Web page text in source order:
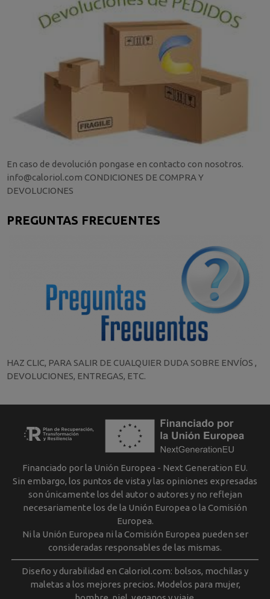
En caso de devolución pongase en contacto con nosotros.
info@caloriol.com CONDICIONES DE COMPRA Y
DEVOLUCIONES
PREGUNTAS FRECUENTES
HAZ CLIC, PARA SALIR DE CUALQUIER DUDA SOBRE ENVÍOS ,
DEVOLUCIONES, ENTREGAS, ETC.
Financiado por la Unión Europea - Next Generation EU.
Sin embargo, los puntos de vista y las opiniones expresadas
son únicamente los del autor o autores y no reflejan
necesariamente los de la Unión Europea o la Comisión
Europea.
Ni la Unión Europea ni la Comisión Europea pueden ser
consideradas responsables de las mismas.
Diseño y durabilidad en Caloriol.com: bolsos, mochilas y
maletas a los mejores precios. Modelos para mujer,